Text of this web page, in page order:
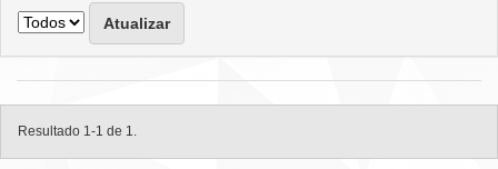
Resultado 1-1 de 1.